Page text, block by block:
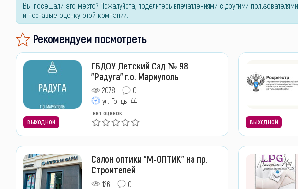
Вы посещали это место? Пожалуйста, поделитесь впечатлениями с другими пользователями
и поставьте оценку этой компании.
Рекомендуем посмотреть
выходной
ГБДОУ Детский Сад № 98
"Радуга" г.о. Мариуполь
2078
0
ул. Гонды 44
нет оценок
выходной
Салон оптики "М-ОПТИК" на пр.
Строителей
126 0